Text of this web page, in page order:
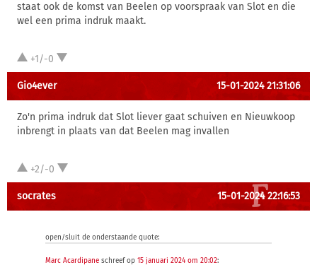
staat ook de komst van Beelen op voorspraak van Slot en die
wel een prima indruk maakt.
+1/-0
Gio4ever 15-01-2024 21:31:06
Zo'n prima indruk dat Slot liever gaat schuiven en Nieuwkoop
inbrengt in plaats van dat Beelen mag invallen
+2/-0
socrates 15-01-2024 22:16:53
open/sluit de onderstaande quote:
Marc Acardipane schreef op 15 januari 2024 om 20:02: